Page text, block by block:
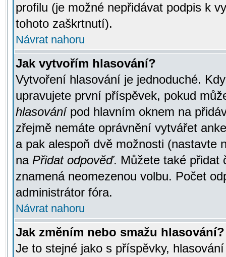
profilu (je možné nepřidávat podpis k
tohoto zaškrtnutí).
Návrat nahoru
Jak vytvořím hlasování?
Vytvoření hlasování je jednoduché.
upravujete první příspěvek, pokud
hlasovánípod hlavním oknem na
zřejmě nemáte oprávnění vytvářet
a pak alespoň dvě možnosti (nastavte
na Přidat odpověď. Můžete také přidat
znamená neomezenou volbu. Počet
administrátor fóra.
Návrat nahoru
Jak změním nebo smažu hlasování?
Je to stejné jako s příspěvky,